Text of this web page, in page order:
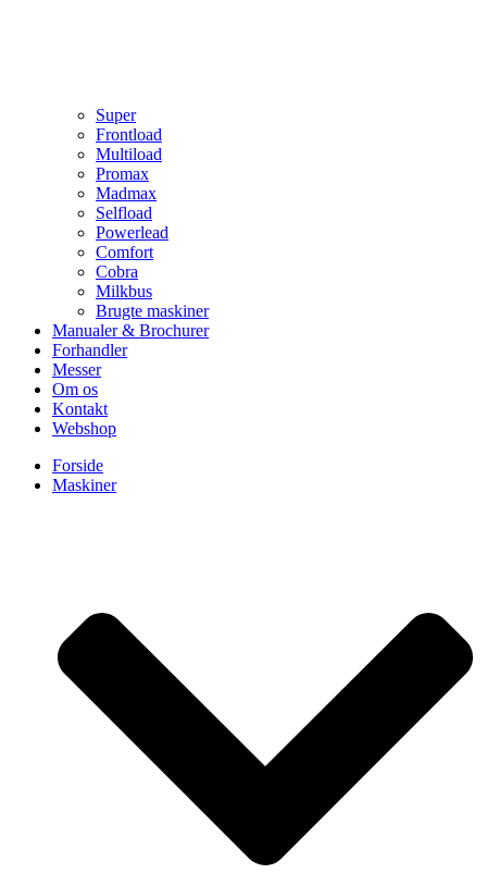
Super
Frontload
Multiload
Promax
Madmax
Selfload
Powerlead
Comfort
Cobra
Milkbus
Brugte maskiner
Manualer & Brochurer
Forhandler
Messer
Om os
Kontakt
Webshop
Forside
Maskiner